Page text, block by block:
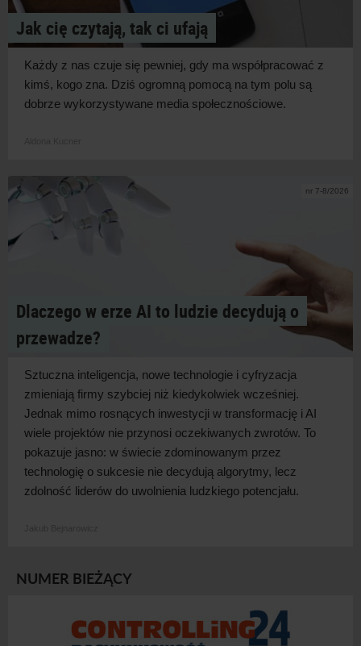
Jak cię czytają, tak ci ufają
Każdy z nas czuje się pewniej, gdy ma współpracować z
kimś, kogo zna. Dziś ogromną pomocą na tym polu są
dobrze wykorzystywane media społecznościowe.
nr 7-8/2026
Dlaczego w erze AI to ludzie decydują o
przewadze?
Sztuczna inteligencja, nowe technologie i cyfryzacja
zmieniają firmy szybciej niż kiedykolwiek wcześniej.
Jednak mimo rosnących inwestycji w transformację i AI
wiele projektów nie przynosi oczekiwanych zwrotów. To
pokazuje jasno: w świecie zdominowanym przez
technologię o sukcesie nie decydują algorytmy, lecz
zdolność liderów do uwolnienia ludzkiego potencjału.
NUMER BIEŻĄCY